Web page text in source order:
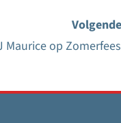
Maurice op